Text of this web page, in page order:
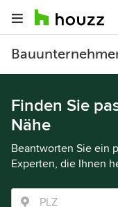
Finden Sie
Nähe
Beantworten Sie ein
Experten, die Ihnen